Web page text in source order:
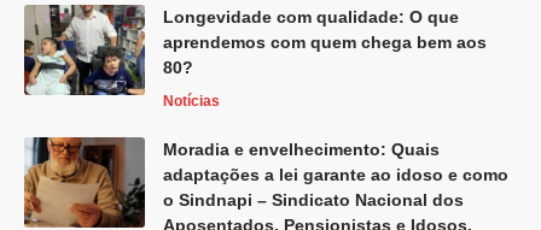
Longevidade com qualidade: O que
aprendemos com quem chega bem aos
80?
Notícias
Moradia e envelhecimento: Quais
adaptações a lei garante ao idoso e como
o Sindnapi – Sindicato Nacional dos
Aposentados, Pensionistas e Idosos,